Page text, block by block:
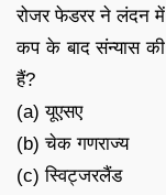
रोजर फेडरर ने लंदन
कप के बाद संन्यास
हैं?
(a) यूएसए
(b) चेक गणराज्य
(c) स्विट्जरलैंड